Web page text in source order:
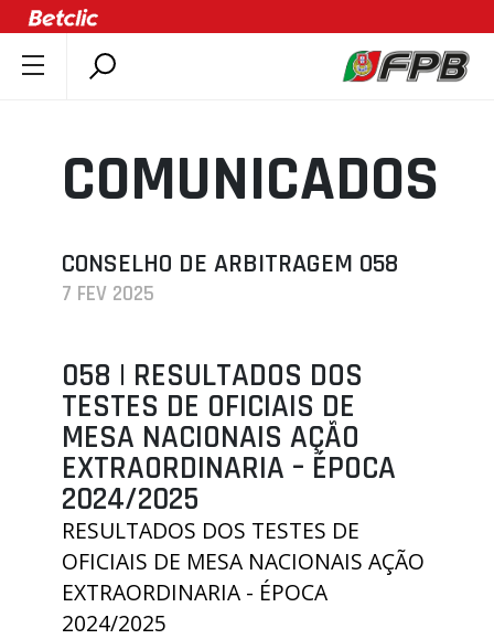
DOCUMENTOS
ÚLTIMAS
ASSOCIAÇÕES
CLUBES
AGENDA
SELEÇÕES
MINIBASQUETE
ÁREA TÉCNICA
PROJETOS
LIGA BETCLIC MASCULINA
LIGA BETCLIC FEMININA
COMUNICADOS
CONSELHO DE ARBITRAGEM 058
7 FEV 2025
058 | RESULTADOS DOS
TESTES DE OFICIAIS DE
MESA NACIONAIS AÇÃO
EXTRAORDINARIA – ÉPOCA
2024/2025
RESULTADOS DOS TESTES DE
OFICIAIS DE MESA NACIONAIS AÇÃO
EXTRAORDINARIA - ÉPOCA
2024/2025